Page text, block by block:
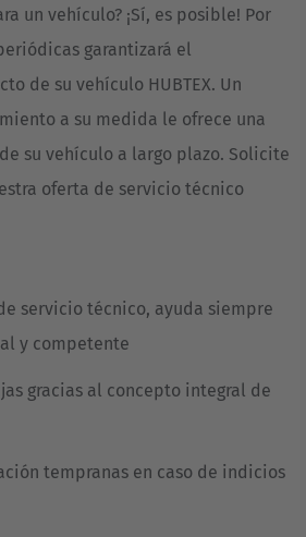
un vehículo? ¡Sí, es posible! Por
garantizará el
de su vehículo HUBTEX. Un
a su medida le ofrece una
su vehículo a largo plazo. Solicite
oferta de servicio técnico
servicio técnico, ayuda siempre
y competente
gracias al concepto integral de
tempranas en caso de indicios